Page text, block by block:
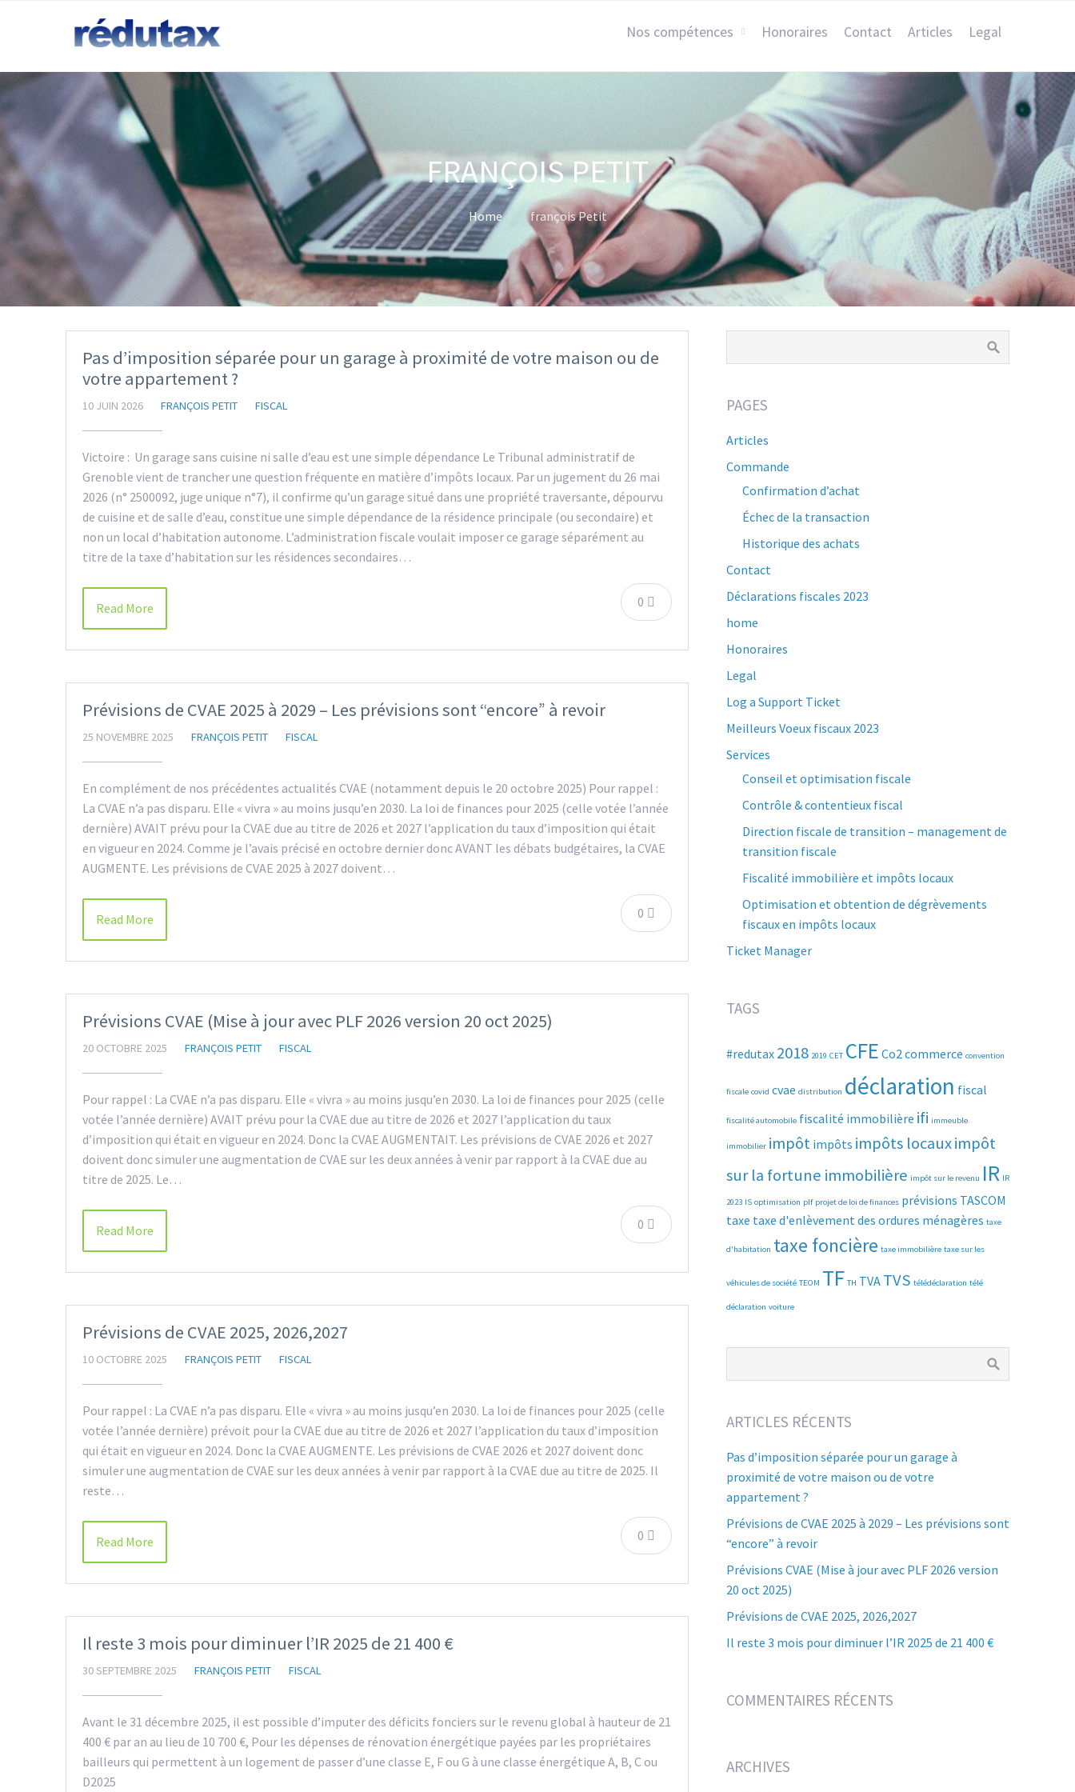
Nos compétences Honoraires Contact Articles Legal
FRANÇOIS PETIT
Home françois Petit
Pas d’imposition séparée pour un garage à proximité de votre maison ou de
votre appartement ?
10 JUIN 2026 FRANÇOIS PETIT FISCAL
Victoire : Un garage sans cuisine ni salle d’eau est une simple dépendance Le Tribunal administratif de
Grenoble vient de trancher une question fréquente en matière d’impôts locaux. Par un jugement du 26 mai
2026 (n° 2500092, juge unique n°7), il confirme qu’un garage situé dans une propriété traversante, dépourvu
de cuisine et de salle d’eau, constitue une simple dépendance de la résidence principale (ou secondaire) et
non un local d’habitation autonome. L’administration fiscale voulait imposer ce garage séparément au
titre de la taxe d’habitation sur les résidences secondaires…
0
Read More
Prévisions de CVAE 2025 à 2029 – Les prévisions sont “encore” à revoir
25 NOVEMBRE 2025 FRANÇOIS PETIT FISCAL
En complément de nos précédentes actualités CVAE (notamment depuis le 20 octobre 2025) Pour rappel :
La CVAE n’a pas disparu. Elle « vivra » au moins jusqu’en 2030. La loi de finances pour 2025 (celle votée l’année
dernière) AVAIT prévu pour la CVAE due au titre de 2026 et 2027 l’application du taux d’imposition qui était
en vigueur en 2024. Comme je l’avais précisé en octobre dernier donc AVANT les débats budgétaires, la CVAE
AUGMENTE. Les prévisions de CVAE 2025 à 2027 doivent…
0
Read More
Prévisions CVAE (Mise à jour avec PLF 2026 version 20 oct 2025)
20 OCTOBRE 2025 FRANÇOIS PETIT FISCAL
Pour rappel : La CVAE n’a pas disparu. Elle « vivra » au moins jusqu’en 2030. La loi de finances pour 2025 (celle
votée l’année dernière) AVAIT prévu pour la CVAE due au titre de 2026 et 2027 l’application du taux
d’imposition qui était en vigueur en 2024. Donc la CVAE AUGMENTAIT. Les prévisions de CVAE 2026 et 2027
doivent donc simuler une augmentation de CVAE sur les deux années à venir par rapport à la CVAE due au
titre de 2025. Le…
0
Read More
Prévisions de CVAE 2025, 2026,2027
10 OCTOBRE 2025 FRANÇOIS PETIT FISCAL
Pour rappel : La CVAE n’a pas disparu. Elle « vivra » au moins jusqu’en 2030. La loi de finances pour 2025 (celle
votée l’année dernière) prévoit pour la CVAE due au titre de 2026 et 2027 l’application du taux d’imposition
qui était en vigueur en 2024. Donc la CVAE AUGMENTE. Les prévisions de CVAE 2026 et 2027 doivent donc
simuler une augmentation de CVAE sur les deux années à venir par rapport à la CVAE due au titre de 2025. Il
reste…
0
Read More
Il reste 3 mois pour diminuer l’IR 2025 de 21 400 €
30 SEPTEMBRE 2025 FRANÇOIS PETIT FISCAL
Avant le 31 décembre 2025, il est possible d’imputer des déficits fonciers sur le revenu global à hauteur de 21
400 € par an au lieu de 10 700 €, Pour les dépenses de rénovation énergétique payées par les propriétaires
bailleurs qui permettent à un logement de passer d’une classe E, F ou G à une classe énergétique A, B, C ou
D2025
PAGES
Articles
Commande
Confirmation d’achat
Échec de la transaction
Historique des achats
Contact
Déclarations fiscales 2023
home
Honoraires
Legal
Log a Support Ticket
Meilleurs Voeux fiscaux 2023
Services
Conseil et optimisation fiscale
Contrôle & contentieux fiscal
Direction fiscale de transition – management de
transition fiscale
Fiscalité immobilière et impôts locaux
Optimisation et obtention de dégrèvements
fiscaux en impôts locaux
Ticket Manager
TAGS
#redutax 2018 2019 CET CFE Co2commerce convention
fiscale covid cvae distribution déclaration fiscal
fiscalité automobile fiscalité immobilière ifi immeuble
immobilier impôt impôts impôts locauximpôt
sur la fortune immobilière impôt sur le revenu IR IR
2023 IS optimisation plf projet de loi de finances prévisions TASCOM
taxe taxe d'enlèvement des ordures ménagères taxe
d'habitation taxe foncière taxe immobilière taxe sur les
véhicules de société TEOM TF TH TVA TVS télédéclaration télé
déclaration voiture
ARTICLES RÉCENTS
Pas d’imposition séparée pour un garage à
proximité de votre maison ou de votre
appartement ?
Prévisions de CVAE 2025 à 2029 – Les prévisions sont
“encore” à revoir
Prévisions CVAE (Mise à jour avec PLF 2026 version
20 oct 2025)
Prévisions de CVAE 2025, 2026,2027
Il reste 3 mois pour diminuer l’IR 2025 de 21 400 €
COMMENTAIRES RÉCENTS
ARCHIVES